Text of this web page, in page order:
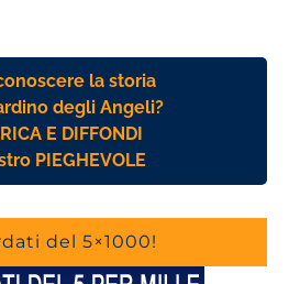
la storia
degli Angeli?
E DIFFONDI
PIEGHEVOLE
del 5×1000!